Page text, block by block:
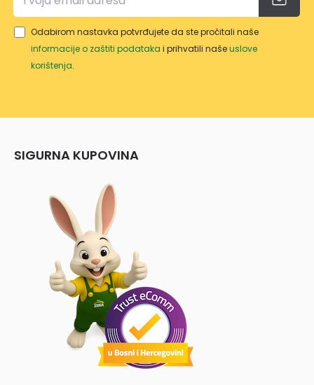
Odabirom nastavka potvrđujete da ste pročitali naše
informacije o zaštiti podataka i prihvatili našeuslove
korištenja.
SIGURNA KUPOVINA